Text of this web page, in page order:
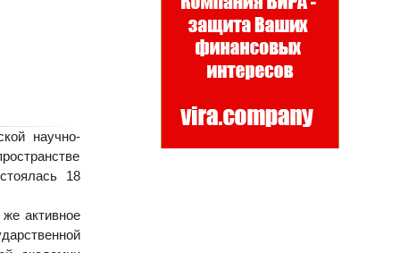
научно-
18
активное